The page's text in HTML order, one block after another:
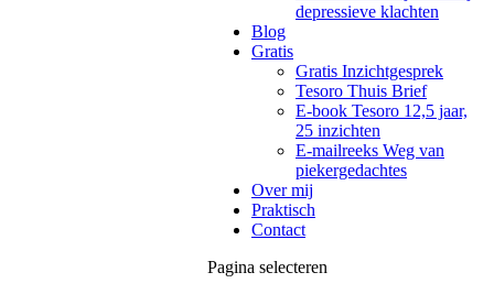
depressieve klachten
Blog
Gratis
Gratis Inzichtgesprek
Tesoro Thuis Brief
E-book Tesoro 12,5 jaar,
25 inzichten
E-mailreeks Weg van
piekergedachtes
Over mij
Praktisch
Contact
Pagina selecteren